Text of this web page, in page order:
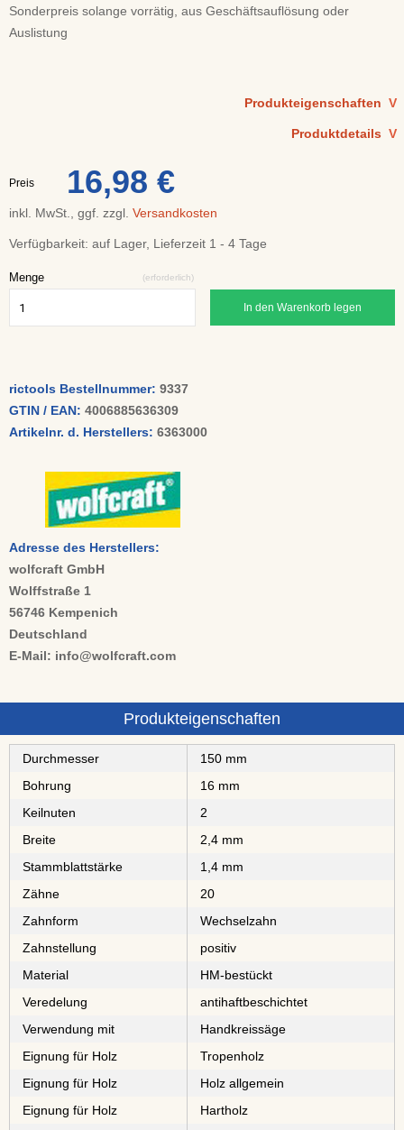
Sonderpreis solange vorrätig, aus Geschäftsauflösung oder
Auslistung
Produkteigenschaften V
Produktdetails V
Preis 16,98 €
inkl. MwSt., ggf. zzgl. Versandkosten
Verfügbarkeit: auf Lager, Lieferzeit 1 - 4 Tage
Menge (erforderlich)
In den Warenkorb legen
rictools Bestellnummer: 9337
GTIN / EAN: 4006885636309
Artikelnr. d. Herstellers: 6363000
Adresse des Herstellers:
wolfcraft GmbH
Wolffstraße 1
56746 Kempenich
Deutschland
E-Mail: info@wolfcraft.com
Produkteigenschaften
Durchmesser
150 mm
Bohrung
16 mm
Keilnuten
2
Breite
2,4 mm
Stammblattstärke
1,4 mm
Zähne
20
Zahnform
Wechselzahn
Zahnstellung
positiv
Material
⁠⁠⁠⁠⁠⁠⁠⁠HM-bestückt
Veredelung
antihaftbeschichtet
Verwendung mit
Handkreissäge
Eignung für Holz
⁠⁠⁠⁠⁠Tropenholz
Eignung für Holz
Holz allgemein
Eignung für Holz
⁠⁠⁠Hartholz